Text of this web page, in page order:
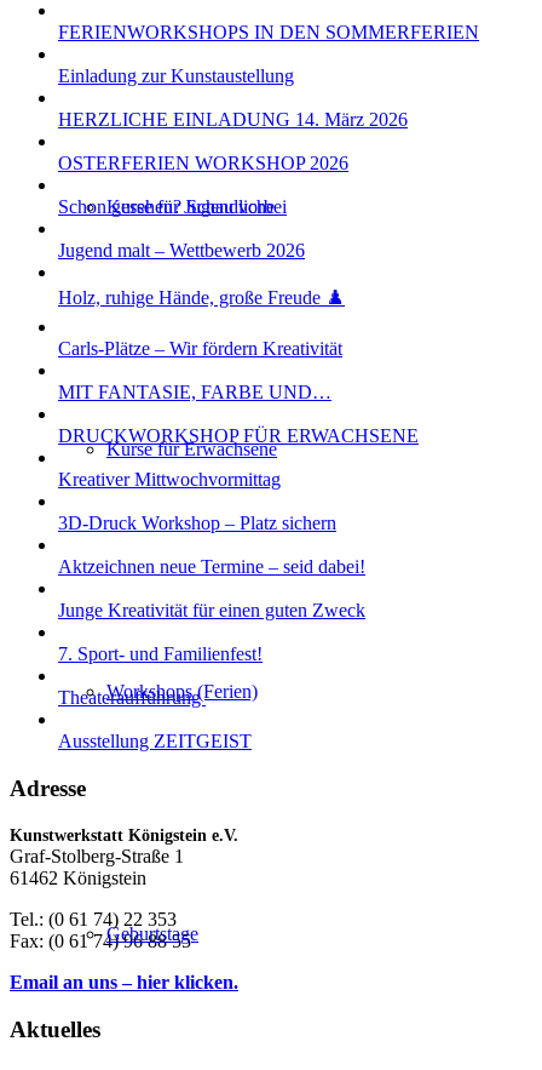
Kurse für Jugendliche
Kurse für Erwachsene
Workshops (Ferien)
Geburtstage
FERIENWORKSHOPS IN DEN SOMMERFERIEN
Einladung zur Kunstaustellung
HERZLICHE EINLADUNG 14. März 2026
OSTERFERIEN WORKSHOP 2026
Schon gesehen? Schau vorbei
Jugend malt – Wettbewerb 2026
Holz, ruhige Hände, große Freude ♟️
Carls-Plätze – Wir fördern Kreativität
MIT FANTASIE, FARBE UND…
DRUCKWORKSHOP FÜR ERWACHSENE
Kreativer Mittwochvormittag
3D-Druck Workshop – Platz sichern
Aktzeichnen neue Termine – seid dabei!
Junge Kreativität für einen guten Zweck
7. Sport- und Familienfest!
Theateraufführung
Ausstellung ZEITGEIST
Adresse
Kunstwerkstatt Königstein e.V.
Graf-Stolberg-Straße 1
61462 Königstein
Tel.: (0 61 74) 22 353
Fax: (0 61 74) 96 88 55
Email an uns – hier klicken.
Aktuelles